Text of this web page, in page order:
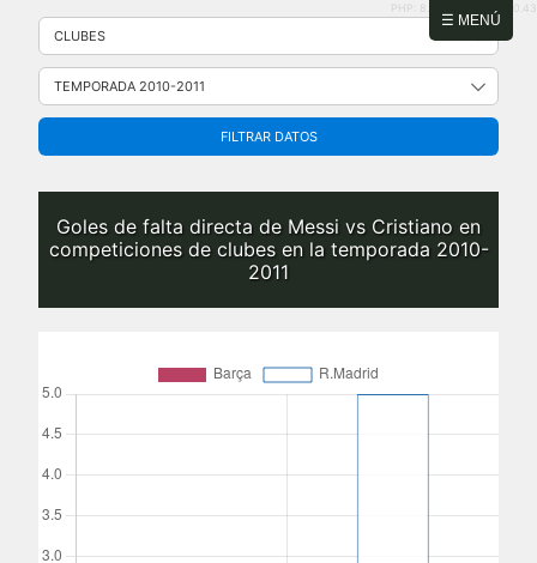
☰ MENÚ
Saltar
contenido
PHP: 8.2.31 | MySQL: 8.0.43
FILTRAR DATOS
Goles de falta directa de Messi vs Cristiano en
competiciones de clubes en la temporada 2010-
2011